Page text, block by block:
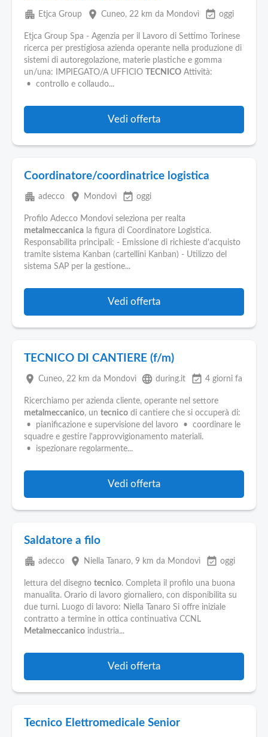
apartment Etjca Group place Cuneo, 22 km da Mondovì event_available oggi
Etjca Group Spa - Agenzia per il Lavoro di Settimo Torinese
ricerca per prestigiosa azienda operante nella produzione di
sistemi di autoregolazione, materie plastiche e gomma
un/una: IMPIEGATO/A UFFICIO
TECNICO Attività:
• controllo e collaudo...
Vedi offerta
Coordinatore/coordinatrice logistica
apartment adecco place Mondovì event_available oggi
Profilo Adecco Mondovi seleziona per realta
metalmeccanica la figura di Coordinatore Logistica.
Responsabilita principali: - Emissione di richieste d'acquisto
tramite sistema Kanban (cartellini Kanban) - Utilizzo del
sistema SAP per la gestione...
Vedi offerta
TECNICO DI CANTIERE (f/m)
place Cuneo, 22 km da Mondovì language during.it event_available 4 giorni fa
Ricerchiamo per azienda cliente, operante nel settore
metalmeccanico, un tecnico di cantiere che si occuperà di:
• pianificazione e supervisione del lavoro • coordinare le
squadre e gestire l'approvvigionamento materiali.
• ispezionare regolarmente...
Vedi offerta
Saldatore a filo
apartment adecco place Niella Tanaro, 9 km da Mondovì event_available oggi
lettura del disegno tecnico. Completa il profilo una buona
manualita. Orario di lavoro giornaliero, con disponibilita su
due turni. Luogo di lavoro: Niella Tanaro Si offre iniziale
contratto a termine in ottica continuativa CCNL
Metalmeccanico industria...
Vedi offerta
Tecnico Elettromedicale Senior